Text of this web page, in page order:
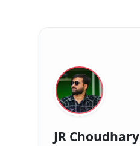
JR Choudhary